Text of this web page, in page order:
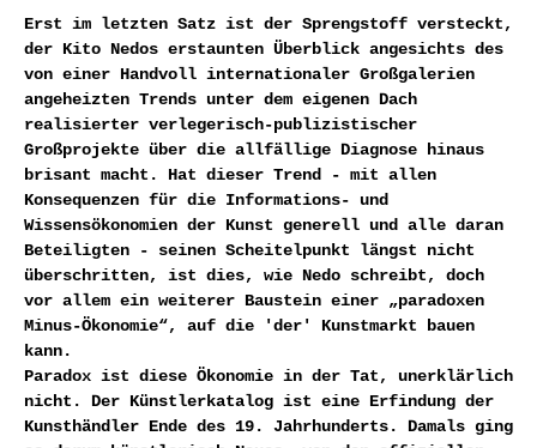
Erst im letzten Satz ist der Sprengstoff versteckt,
der Kito Nedos erstaunten Überblick angesichts des
von einer Handvoll internationaler Großgalerien
angeheizten Trends unter dem eigenen Dach
realisierter verlegerisch-publizistischer
Großprojekte über die allfällige Diagnose hinaus
brisant macht. Hat dieser Trend - mit allen
Konsequenzen für die Informations- und
Wissensökonomien der Kunst generell und alle daran
Beteiligten - seinen Scheitelpunkt längst nicht
überschritten, ist dies, wie Nedo schreibt, doch
vor allem ein weiterer Baustein einer „paradoxen
Minus-Ökonomie“, auf die 'der' Kunstmarkt bauen
kann.
Paradox ist diese Ökonomie in der Tat, unerklärlich
nicht. Der Künstlerkatalog ist eine Erfindung der
Kunsthändler Ende des 19. Jahrhunderts. Damals ging